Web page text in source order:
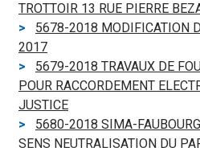
TROTTOIR 13 RUE PIERRE
5678-2018 MODIFICATION
2017
5679-2018 TRAVAUX DE
POUR RACCORDEMENT
JUSTICE
5680-2018 SIMA-
SENS NEUTRALISATION DU